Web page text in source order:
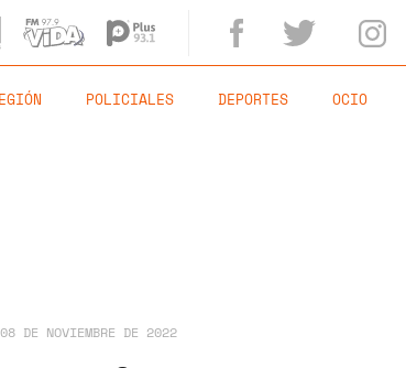
POLICIALES DEPORTES OCIO
08 DE NOVIEMBRE DE 2022